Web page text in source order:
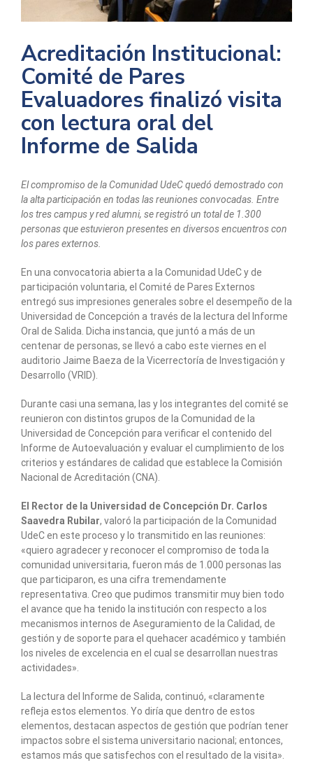
Acreditación Institucional:
Comité de Pares
Evaluadores finalizó visita
con lectura oral del
Informe de Salida
El compromiso de la Comunidad UdeC quedó demostrado con
la alta participación en todas las reuniones convocadas. Entre
los tres campus y red alumni, se registró un total de 1.300
personas que estuvieron presentes en diversos encuentros con
los pares externos.
En una convocatoria abierta a la Comunidad UdeC y de
participación voluntaria, el Comité de Pares Externos
entregó sus impresiones generales sobre el desempeño de la
Universidad de Concepción a través de la lectura del Informe
Oral de Salida. Dicha instancia, que juntó a más de un
centenar de personas, se llevó a cabo este viernes en el
auditorio Jaime Baeza de la Vicerrectoría de Investigación y
Desarrollo (VRID).
Durante casi una semana, las y los integrantes del comité se
reunieron con distintos grupos de la Comunidad de la
Universidad de Concepción para verificar el contenido del
Informe de Autoevaluación y evaluar el cumplimiento de los
criterios y estándares de calidad que establece la Comisión
Nacional de Acreditación (CNA).
El Rector de la Universidad de Concepción Dr. Carlos
Saavedra Rubilar, valoró la participación de la Comunidad
UdeC en este proceso y lo transmitido en las reuniones:
«quiero agradecer y reconocer el compromiso de toda la
comunidad universitaria, fueron más de 1.000 personas las
que participaron, es una cifra tremendamente
representativa. Creo que pudimos transmitir muy bien todo
el avance que ha tenido la institución con respecto a los
mecanismos internos de Aseguramiento de la Calidad, de
gestión y de soporte para el quehacer académico y también
los niveles de excelencia en el cual se desarrollan nuestras
actividades».
La lectura del Informe de Salida, continuó, «claramente
refleja estos elementos. Yo diría que dentro de estos
elementos, destacan aspectos de gestión que podrían tener
impactos sobre el sistema universitario nacional; entonces,
estamos más que satisfechos con el resultado de la visita».